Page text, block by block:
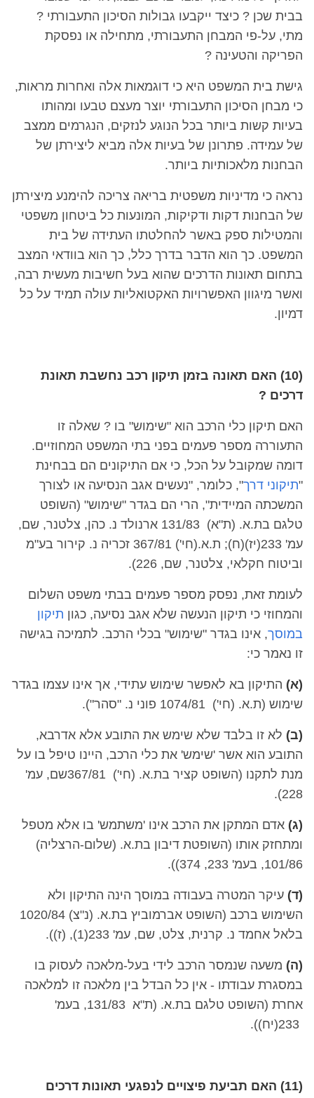
בבית שכן ? כיצד ייקבעו גבולות הסיכון התעבורתי ?
מתי, על-פי המבחן התעבורתי, מתחילה או נפסקת
הפריקה והטעינה ?
גישת בית המשפט היא כי דוגמאות אלה ואחרות מראות,
כי מבחן הסיכון התעבורתי יוצר מעצם טבעו ומהותו
בעיות קשות ביותר בכל הנוגע לנזקים, הנגרמים ממצב
של עמידה. פתרונן של בעיות אלה מביא ליצירתן של
הבחנות מלאכותיות ביותר.
נראה כי מדיניות משפטית בריאה צריכה להימנע מיצירתן
של הבחנות דקות ודקיקות, המונעות כל ביטחון משפטי
והמטילות ספק באשר להחלטתו העתידה של בית
המשפט. כך הוא הדבר בדרך כלל, כך הוא בוודאי המצב
בתחום תאונות הדרכים שהוא בעל חשיבות מעשית רבה,
ואשר מיגוון האפשרויות האקטואליות עולה תמיד על כל
דמיון.
(10) האם תאונה בזמן תיקון רכב נחשבת תאונת
דרכים ?
האם תיקון כלי הרכב הוא "שימוש" בו ? שאלה זו
התעוררה מספר פעמים בפני בתי המשפט המחוזיים.
דומה שמקובל על הכל, כי אם התיקונים הם בבחינת
"תיקוני דרך", כלומר, "נעשים אגב הנסיעה או לצורך
המשכתה המיידית", הרי הם בגדר "שימוש" (השופט
טלגם בת.א. (ת"א) 131/83 ארנולד נ. כהן, צלטנר, שם,
עמ' 233(יז)(ח); ת.א.(חי') 367/81 זכריה נ. קירור בע"מ
וביטוח חקלאי, צלטנר, שם, 226).
לעומת זאת, נפסק מספר פעמים בבתי משפט השלום
והמחוזי כי תיקון הנעשה שלא אגב נסיעה, כגון תיקון
במוסך, אינו בגדר "שימוש" בכלי הרכב. לתמיכה בגישה
זו נאמר כי:
(א) התיקון בא לאפשר שימוש עתידי, אך אינו עצמו בגדר
שימוש (ת.א. (חי') 1074/81 פוני נ. "סהר").
(ב) לא זו בלבד שלא שימש את התובע אלא אדרבא,
התובע הוא אשר 'שימש' את כלי הרכב, היינו טיפל בו על
מנת לתקנו (השופט קציר בת.א. (חי') 367/81שם, עמ'
228).
(ג) אדם המתקן את הרכב אינו 'משתמש' בו אלא מטפל
ומתחזק אותו (השופטת דיבון בת.א. (שלום-הרצליה)
101/86, בעמ' 233, 374)).
(ד) עיקר המטרה בעבודה במוסך הינה התיקון ולא
השימוש ברכב (השופט אברמוביץ בת.א. (נ"צ) 1020/84
בלאל אחמד נ. קרנית, צלט, שם, עמ' 233(1), (ז)).
(ה) משעה שנמסר הרכב לידי בעל-מלאכה לעסוק בו
במסגרת עבודתו - אין כל הבדל בין מלאכה זו למלאכה
אחרת (השופט טלגם בת.א. (ת"א 131/83, בעמ'
(11) האם תביעת פיצויים לנפגעי תאונות דרכים